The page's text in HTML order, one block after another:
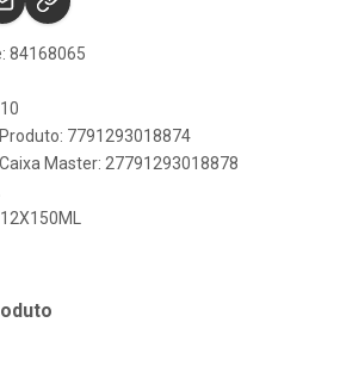
84168065
7791293018874
Master: 27791293018878